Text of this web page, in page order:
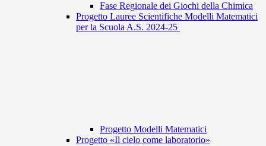
Fase Regionale dei Giochi della Chimica
Progetto Lauree Scientifiche Modelli Matematici
per la Scuola A.S. 2024-25
Progetto Modelli Matematici
Progetto «Il cielo come laboratorio»